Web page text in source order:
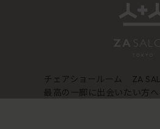
チェアショールーム ZA
最高の一脚に出会いたい方